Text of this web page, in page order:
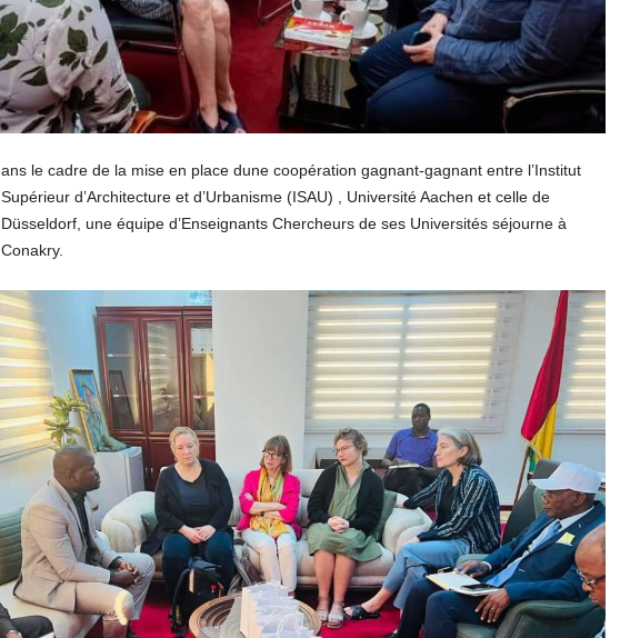
ans le cadre de la mise en place dune coopération gagnant-gagnant entre l’Institut
Supérieur d’Architecture et d’Urbanisme (ISAU) , Université Aachen et celle de
Düsseldorf, une équipe d’Enseignants Chercheurs de ses Universités séjourne à
Conakry.